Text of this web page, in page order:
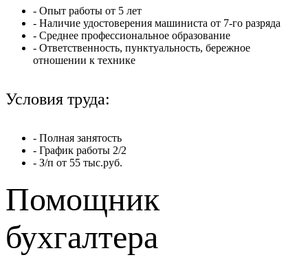
- Опыт работы от 5 лет
- Наличие удостоверения машиниста от 7-го разряда
- Среднее профессиональное образование
- Ответственность, пунктуальность, бережное
отношении к технике
Условия труда:
- Полная занятость
- График работы 2/2
- З/п от 55 тыс.руб.
Помощник
бухгалтера